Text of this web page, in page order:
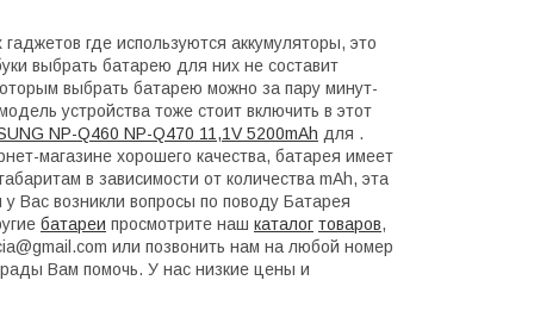
где используются аккумуляторы, это
выбрать батарею для них не составит
выбрать батарею можно за пару минут-
устройства тоже стоит включить в этот
NP-Q460 NP-Q470 11,1V 5200mAh для .
магазине хорошего качества, батарея имеет
в зависимости от количества mAh, эта
возникли вопросы по поводу Батарея
батареи просмотрите наш каталог товаров,
или позвонить нам на любой номер
Вам помочь. У нас низкие цены и